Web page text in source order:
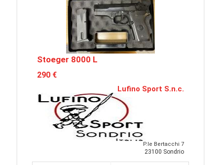
Stoeger 8000 L
290 €
Lufino Sport S.n.c.
P.le Bertacchi 7
23100 Sondrio